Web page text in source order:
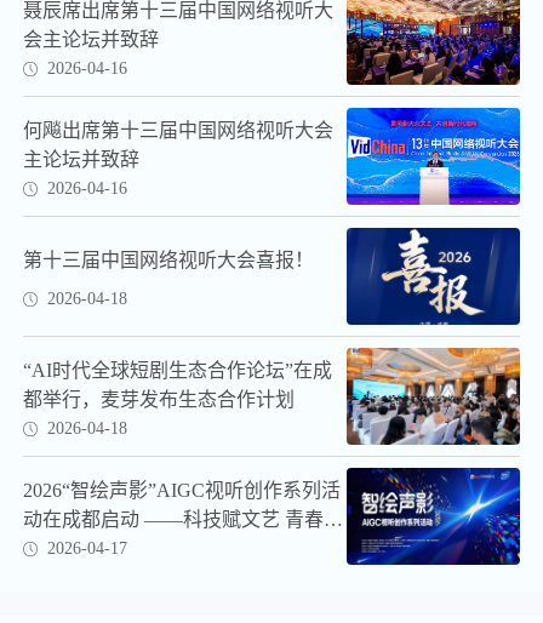
聂辰席出席第十三届中国网络视听大
会主论坛并致辞
2026-04-16
何飚出席第十三届中国网络视听大会
主论坛并致辞
2026-04-16
第十三届中国网络视听大会喜报！
2026-04-18
“AI时代全球短剧生态合作论坛”在成
都举行，麦芽发布生态合作计划
2026-04-18
2026“智绘声影”AIGC视听创作系列活
动在成都启动 ——科技赋文艺 青春写
时代2026-04-17